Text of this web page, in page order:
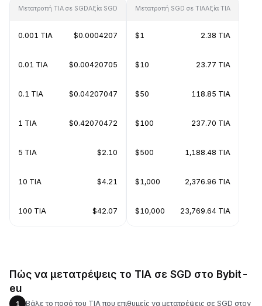
Μετατροπή TIA σε SGDΑξία SGD
0.001 TIA $0.0004207
0.01 TIA $0.00420705
0.1 TIA $0.04207047
1 TIA $0.42070472
5 TIA $2.10
10 TIA $4.21
100 TIA $42.07
Μετατροπή SGD σε TIAΑξία TIA
$1 2.38 TIA
$10 23.77 TIA
$50 118.85 TIA
$100 237.70 TIA
$500 1,188.48 TIA
$1,000 2,376.96 TIA
$10,000 23,769.64 TIA
Πώς να μετατρέψεις το TIA σε SGD στο Bybit-
eu
1 Βάλε το ποσό του TIA που επιθυμείς να μετατρέψεις σε SGD στον